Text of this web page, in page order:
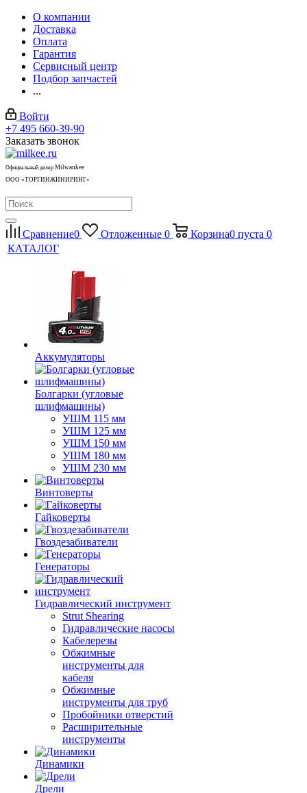
О компании
Доставка
Оплата
Гарантия
Сервисный центр
Подбор запчастей
...
Войти
+7 495 660-39-90
Заказать звонок
Официальный дилер Milwaukee
ООО «ТОРГИНЖИНИРИНГ»
Сравнение0 Отложенные 0 Корзина0 пуста 0
КАТАЛОГ
Аккумуляторы
Болгарки (угловые
шлифмашины)
УШМ 115 мм
УШМ 125 мм
УШМ 150 мм
УШМ 180 мм
УШМ 230 мм
Винтоверты
Гайковерты
Гвоздезабиватели
Генераторы
Гидравлический инструмент
Strut Shearing
Гидравлические насосы
Кабелерезы
Обжимные
инструменты для
кабеля
Обжимные
инструменты для труб
Пробойники отверстий
Расширительные
инструменты
Динамики
Дрели